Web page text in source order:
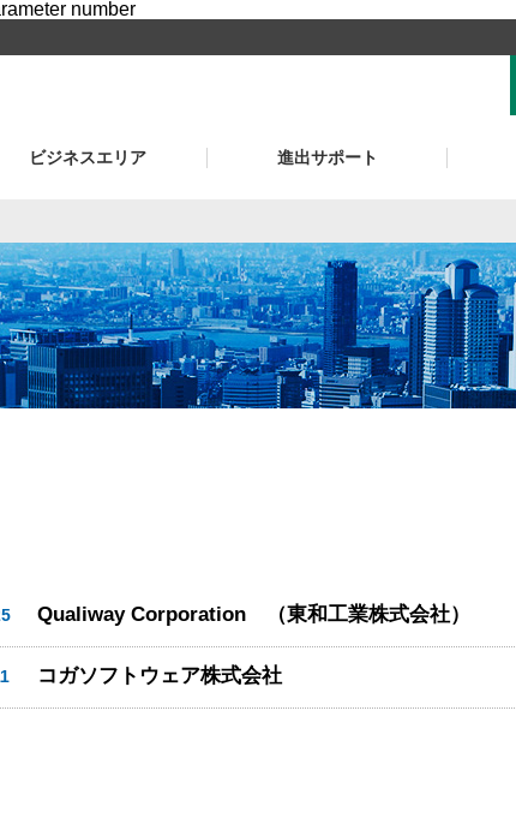
number
ビジネスエリア 進出サポート
Qualiway Corporation （東和工業株式会社）
コガソフトウェア株式会社